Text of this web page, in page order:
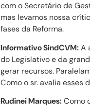
com o Secretário de
mas levamos nossa
fases da Reforma.
Informativo SindCVM:A
do Legislativo e da
gerar recursos.
Como o sr. avalia esses
Rudinei Marques:Como